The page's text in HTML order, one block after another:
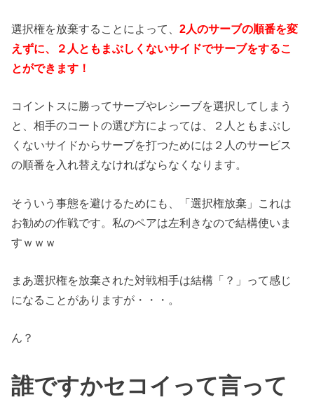
選択権を放棄することによって、2人のサーブの順番を変
えずに、２人ともまぶしくないサイドでサーブをするこ
とができます！
コイントスに勝ってサーブやレシーブを選択してしまう
と、相手のコートの選び方によっては、２人ともまぶし
くないサイドからサーブを打つためには２人のサービス
の順番を入れ替えなければならなくなります。
そういう事態を避けるためにも、「選択権放棄」これは
お勧めの作戦です。私のペアは左利きなので結構使いま
すｗｗｗ
まあ選択権を放棄された対戦相手は結構「？」って感じ
になることがありますが・・・。
ん？
誰ですかセコイって言って